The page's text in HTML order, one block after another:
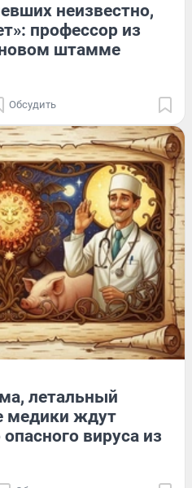
неизвестно,
профессор из
штамме
Обсудить
летальный
медики ждут
вируса из